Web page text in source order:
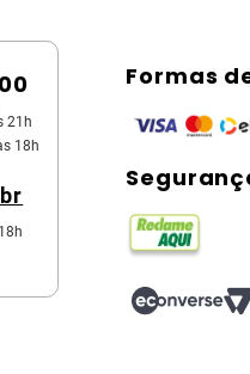
21h
18h
Formas